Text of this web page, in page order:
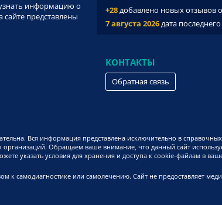
информацию о
представлены
+28добавлено новых отзывов
7 августа 2026дата
КОНТАКТЫ
Обратная связь
Вся информация представлена исключительно в
организаций. Обращаем ваше внимание, что данный сайт
указать условия для хранения и доступа к cookie-файлам в
к самодиагностике или самолечению. Сайт не предоставляет